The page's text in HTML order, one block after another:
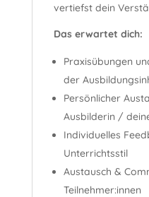
vertiefst dein
Das erwartet dich:
Praxisübungen
der
Persönlicher
Ausbilderin /
Individuelles
Unterrichtsstil
Austausch &
Teilnehmer:innen